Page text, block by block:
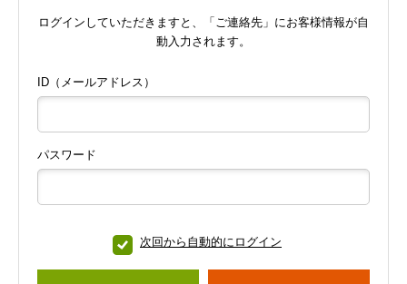
ログインしていただきますと、「ご連絡先」にお客様情報が自
動入力されます。
ID（メールアドレス）
パスワード
次回から自動的にログイン